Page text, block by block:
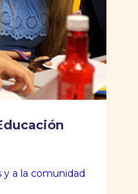
y a la comunidad